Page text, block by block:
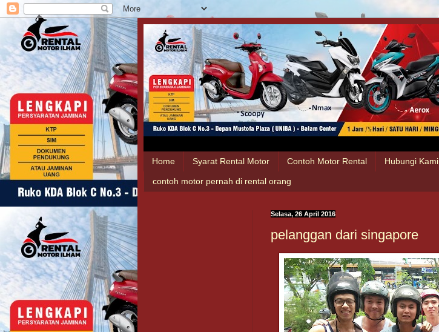
Home Syarat Rental Motor Contoh Motor Rental Hubungi Kami
contoh motor pernah di rental orang
Selasa, 26 April 2016
pelanggan dari singapore